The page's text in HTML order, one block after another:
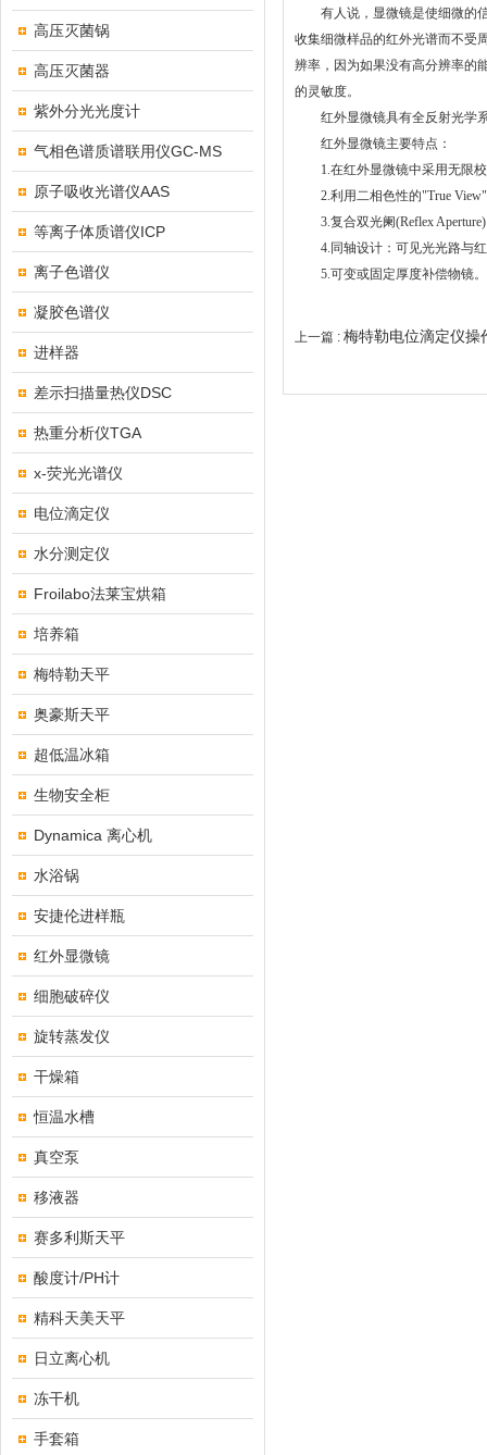
高压灭菌锅
高压灭菌器
紫外分光光度计
气相色谱质谱联用仪GC-MS
原子吸收光谱仪AAS
等离子体质谱仪ICP
离子色谱仪
凝胶色谱仪
进样器
差示扫描量热仪DSC
热重分析仪TGA
x-荧光光谱仪
电位滴定仪
水分测定仪
Froilabo法莱宝烘箱
培养箱
梅特勒天平
奥豪斯天平
超低温冰箱
生物安全柜
Dynamica 离心机
水浴锅
安捷伦进样瓶
红外显微镜
细胞破碎仪
旋转蒸发仪
干燥箱
恒温水槽
真空泵
移液器
赛多利斯天平
酸度计/PH计
精科天美天平
日立离心机
冻干机
手套箱
有人说，显微镜是使细微的信
收集细微样品的红外光谱而不受
辨率，因为如果没有高分辨率的
的灵敏度。
红外显微镜具有全反射光学系
红外显微镜主要特点：
1.在红外显微镜中采用无限校
2.利用二相色性的"True View"
3.复合双光阑(Reflex
4.同轴设计：可见光光路与红
5.可变或固定厚度补偿物镜。
上一篇 : 梅特勒电位滴定仪操